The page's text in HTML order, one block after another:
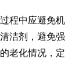
程中应避免机
洁剂，避免强
老化情况，定